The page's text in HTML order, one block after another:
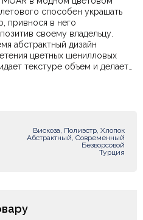
способен украшать
привнося в него
своему владельцу.
абстрактный дизайн
цветных​ шенилловых
текстуре объем и делает
менеджеров удобным для
Вискоза, Полиэстр, Хлопок
Абстрактный, Современный
Безворсовой
Турция